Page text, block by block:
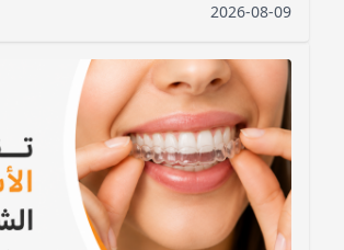
2026-08-09